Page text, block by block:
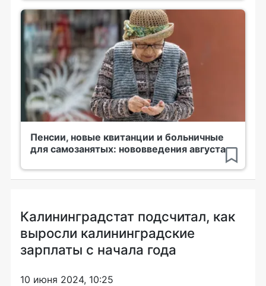
Пенсии, новые квитанции и больничные
для самозанятых: нововведения августа
Калининградстат подсчитал, как
выросли калининградские
зарплаты с начала года
10 июня 2024, 10:25